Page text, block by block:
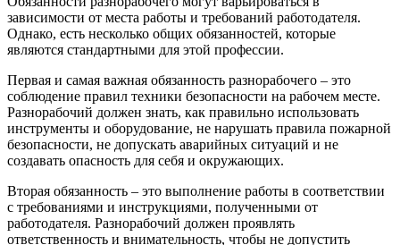
зависимости от места работы и требований работодателя.
Однако, есть несколько общих обязанностей, которые
являются стандартными для этой профессии.
Первая и самая важная обязанность разнорабочего – это
соблюдение правил техники безопасности на рабочем месте.
Разнорабочий должен знать, как правильно использовать
инструменты и оборудование, не нарушать правила пожарной
безопасности, не допускать аварийных ситуаций и не
создавать опасность для себя и окружающих.
Вторая обязанность – это выполнение работы в соответствии
с требованиями и инструкциями, полученными от
работодателя. Разнорабочий должен проявлять
ответственность и внимательность, чтобы не допустить